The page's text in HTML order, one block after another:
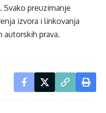
. Svako preuzimanje
izvora i linkovanja
autorskih prava.